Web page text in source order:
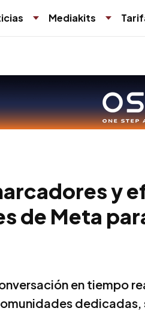
Mediakits
y
de Meta
en tiempo